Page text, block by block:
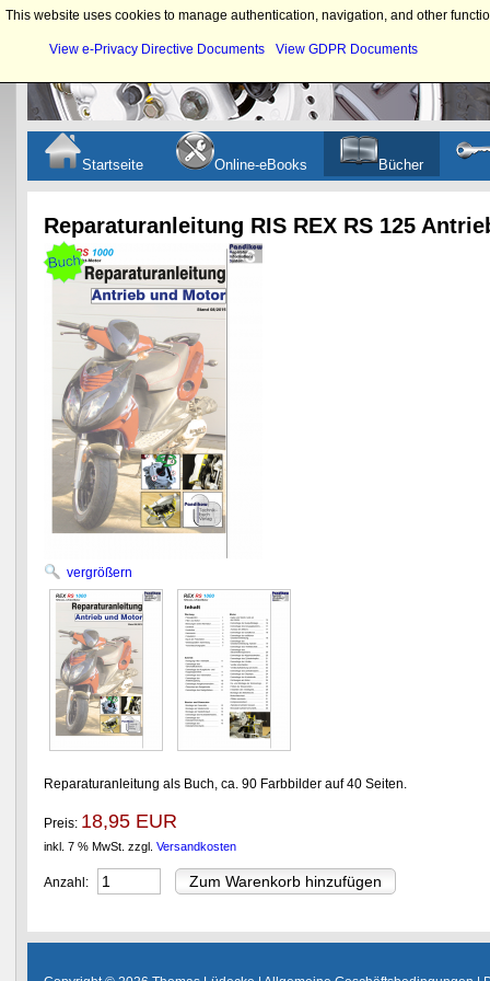
Startseite Online-eBooks Bücher
Reparaturanleitung RIS REX RS 125
vergrößern
Reparaturanleitung als Buch, ca. 90 Farbbilder auf 40 Seiten.
Preis: 18,95 EUR
inkl. 7 % MwSt. zzgl. Versandkosten
Anzahl:
This website uses cookies to manage authentication, navigation, and other
View e-Privacy Directive Documents View GDPR Documents